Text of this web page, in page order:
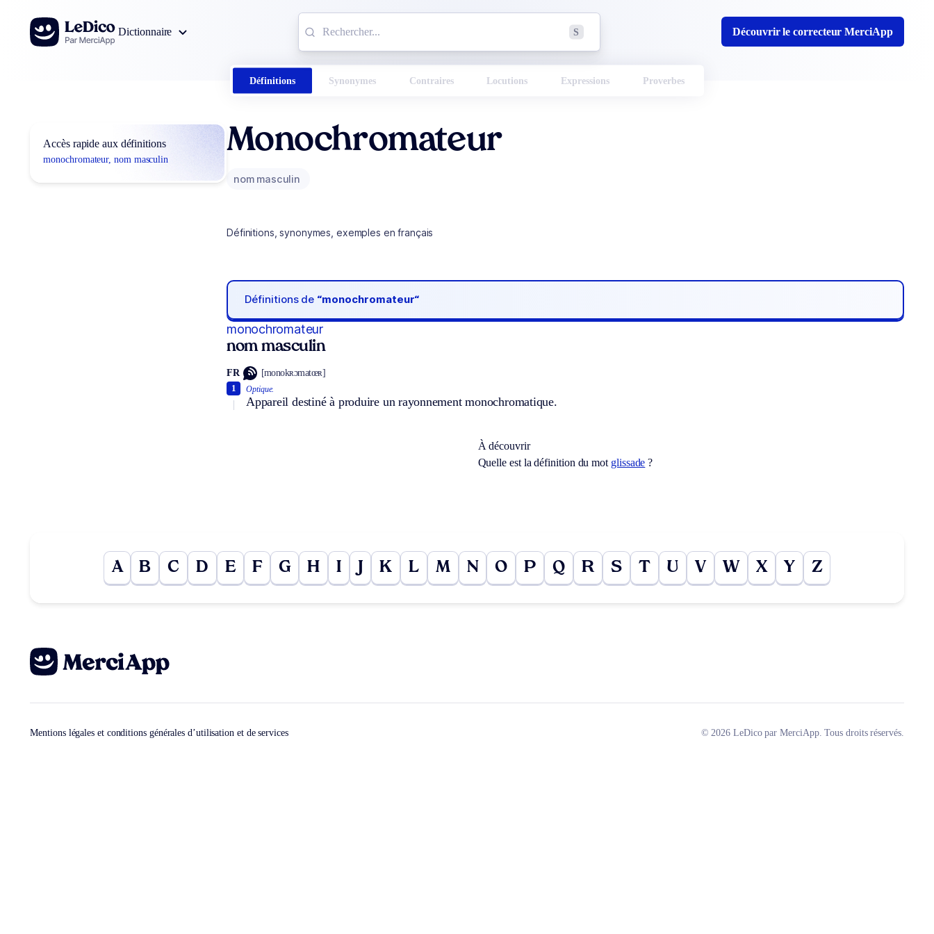
Aller au contenu
Dictionnaire
S Découvrir le correcteur MerciApp
Définitions Synonymes Contraires Locutions Expressions Proverbes
Accès rapide aux définitions
monochromateur, nom masculin
Monochromateur
nom masculin
Définitions, synonymes, exemples en français
Définitions de “monochromateur“
monochromateur
nom masculin
FR [monokʀɔmatœʀ]
Optique.
Appareil destiné à produire un rayonnement monochromatique.
1
À découvrir
Quelle est la définition du mot glissade ?
A B C D E F G H I K L M N O P Q R S T U V W X Y Z
Mentions légales et conditions générales d’utilisation et de services © 2026 LeDico par MerciApp. Tous droits réservés.